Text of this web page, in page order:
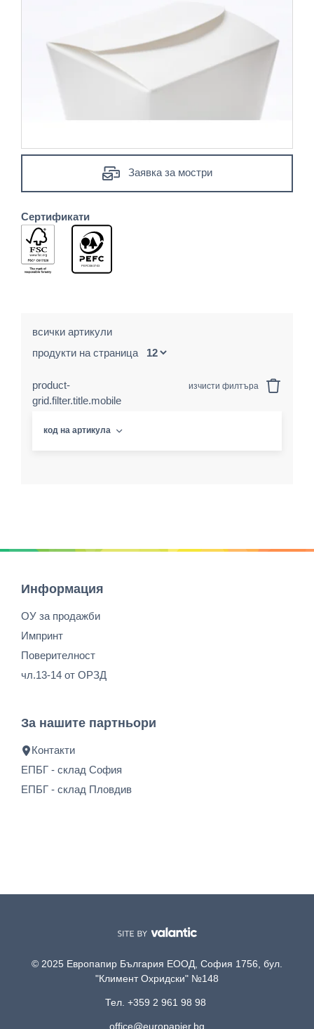
Заявка за мостри
Сертификати
всички артикули
продукти на страница
product-
grid.filter.title.mobile
изчисти филтъра
код на артикула
Информация
ОУ за продажби
Импринт
Поверителност
чл.13-14 от ОРЗД
За нашите партньори
Контакти
ЕПБГ - склад София
ЕПБГ - склад Пловдив
© 2025 Европапир България ЕООД, София 1756, бул.
"Климент Охридски" №148
Тел. +359 2 961 98 98
office@europapier.bg